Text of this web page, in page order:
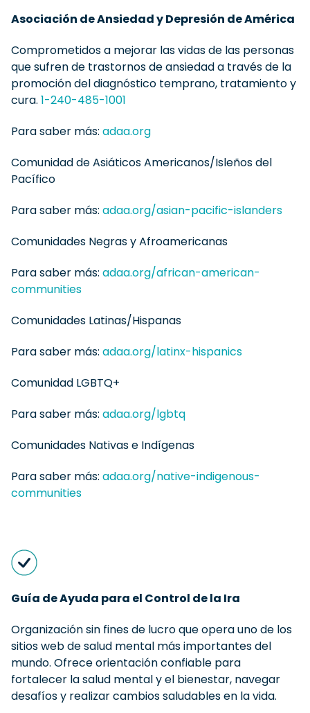
Asociación de Ansiedad y Depresión de América
Comprometidos a mejorar las vidas de las personas
que sufren de trastornos de ansiedad a través de la
promoción del diagnóstico temprano, tratamiento y
cura. 1-240-485-1001
Para saber más: adaa.org
Comunidad de Asiáticos Americanos/Isleños del
Pacífico
Para saber más: adaa.org/asian-pacific-islanders
Comunidades Negras y Afroamericanas
Para saber más: adaa.org/african-american-
communities
Comunidades Latinas/Hispanas
Para saber más: adaa.org/latinx-hispanics
Comunidad LGBTQ+
Para saber más: adaa.org/lgbtq
Comunidades Nativas e Indígenas
Para saber más: adaa.org/native-indigenous-
communities
Guía de Ayuda para el Control de la Ira
Organización sin fines de lucro que opera uno de los
sitios web de salud mental más importantes del
mundo. Ofrece orientación confiable para
fortalecer la salud mental y el bienestar, navegar
desafíos y realizar cambios saludables en la vida.